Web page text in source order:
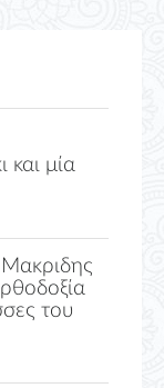
και μία
του